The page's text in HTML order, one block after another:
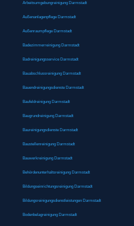
Arbeitsumgebungreinigung Darmstadt
Außenanlagenpflege Darmstadt
Außenraumpflege Darmstadt
Badezimmerreinigung Darmstadt
Badreinigungsservice Darmstadt
Bauabschlussreinigung Darmstadt
Bauendreinigungsdienste Darmstadt
Baufeldreinigung Darmstadt
Baugrundreinigung Darmstadt
Baureinigungsdienste Darmstadt
Baustellenreinigung Darmstadt
Bauwerkreinigung Darmstadt
Behördenunterhaltsreinigung Darmstadt
Bildungseinrichtungsreinigung Darmstadt
Bildungsreinigungsdienstleistungen Darmstadt
Bodenbelagreinigung Darmstadt